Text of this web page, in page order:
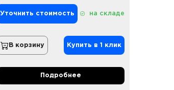
Уточнить стоимость на складе
В корзину Купить в 1 клик
Подробнее